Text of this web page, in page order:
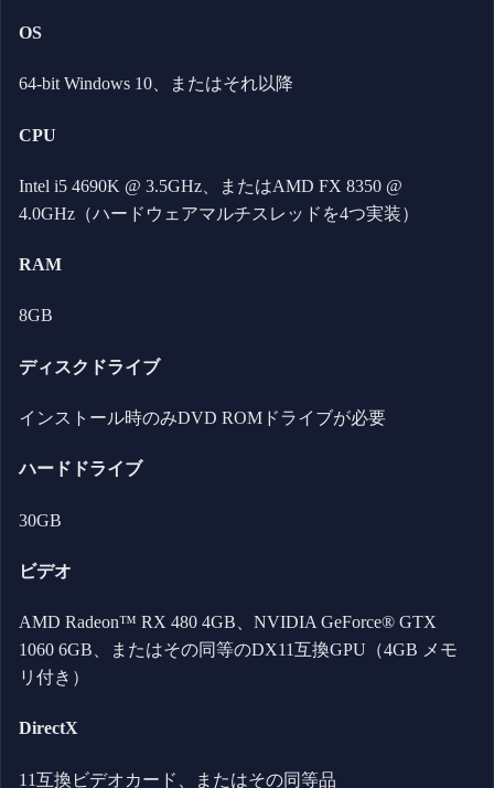
OS
64-bit Windows 10、またはそれ以降
CPU
Intel i5 4690K @ 3.5GHz、またはAMD FX 8350 @
4.0GHz（ハードウェアマルチスレッドを4つ実装）
RAM
8GB
ディスクドライブ
インストール時のみDVD ROMドライブが必要
ハードドライブ
30GB
ビデオ
AMD Radeon™ RX 480 4GB、NVIDIA GeForce® GTX
1060 6GB、またはその同等のDX11互換GPU（4GB メモ
リ付き）
DirectX
11互換ビデオカード、またはその同等品